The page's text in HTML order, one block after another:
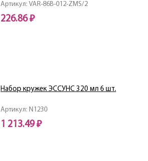
Артикул: VAR-86B-012-ZMS/2
226.86 ₽
Артикул: N1230
Набор кружек ЭССУНС 320 мл 6 шт.
1 213.49 ₽